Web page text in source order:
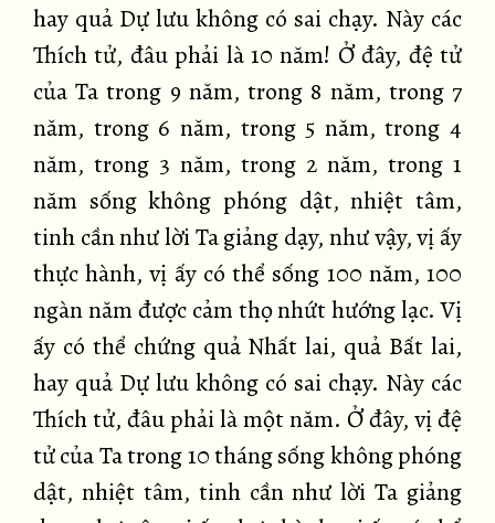
hay quả Dự lưu không có sai chạy. Này các
Thích tử, đâu phải là 10 năm! Ở đây, đệ tử
của Ta trong 9 năm, trong 8 năm, trong 7
năm, trong 6 năm, trong 5 năm, trong 4
năm, trong 3 năm, trong 2 năm, trong 1
năm sống không phóng dật, nhiệt tâm,
tinh cần như lời Ta giảng dạy, như vậy, vị ấy
thực hành, vị ấy có thể sống 100 năm, 100
ngàn năm được cảm thọ nhứt hướng lạc. Vị
ấy có thể chứng quả Nhất lai, quả Bất lai,
hay quả Dự lưu không có sai chạy. Này các
Thích tử, đâu phải là một năm. Ở đây, vị đệ
tử của Ta trong 10 tháng sống không phóng
dật, nhiệt tâm, tinh cần như lời Ta giảng